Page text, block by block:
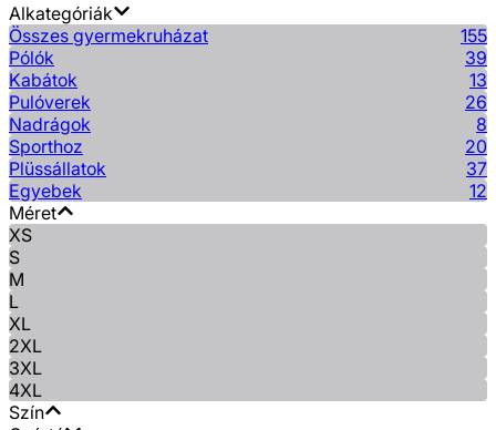
Alkategóriák
Összes gyermekruházat
155
Pólók
39
Kabátok
13
Pulóverek
26
Nadrágok
8
Sporthoz
20
Plüssállatok
37
Egyebek
12
Méret
XS
S
M
L
XL
2XL
3XL
4XL
Szín